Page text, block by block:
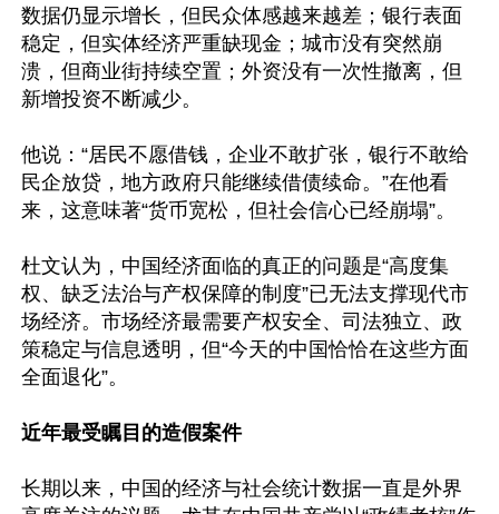
数据仍显示增长，但民众体感越来越差；银行表面
稳定，但实体经济严重缺现金；城市没有突然崩
溃，但商业街持续空置；外资没有一次性撤离，但
新增投资不断减少。
他说：“居民不愿借钱，企业不敢扩张，银行不敢给
民企放贷，地方政府只能继续借债续命。”在他看
来，这意味著“货币宽松，但社会信心已经崩塌”。
杜文认为，中国经济面临的真正的问题是“高度集
权、缺乏法治与产权保障的制度”已无法支撑现代市
场经济。市场经济最需要产权安全、司法独立、政
策稳定与信息透明，但“今天的中国恰恰在这些方面
全面退化”。
近年最受瞩目的造假案件
长期以来，中国的经济与社会统计数据一直是外界